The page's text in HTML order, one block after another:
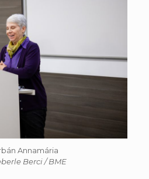
Annamária
Berci / BME